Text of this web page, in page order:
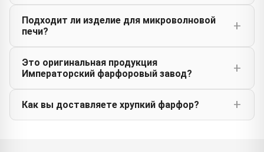
Подходит ли изделие для микроволновой
печи?
Это оригинальная продукция
Императорский фарфоровый завод?
Как вы доставляете хрупкий фарфор?